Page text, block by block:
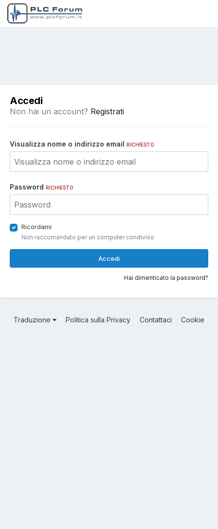
Accedi
Non hai un account? Registrati
Visualizza nome o indirizzo email RICHIESTO
Password RICHIESTO
Ricordami
Non raccomandato per un computer condiviso
Accedi
Hai dimenticato la password?
Traduzione Politica sulla Privacy Contattaci Cookie